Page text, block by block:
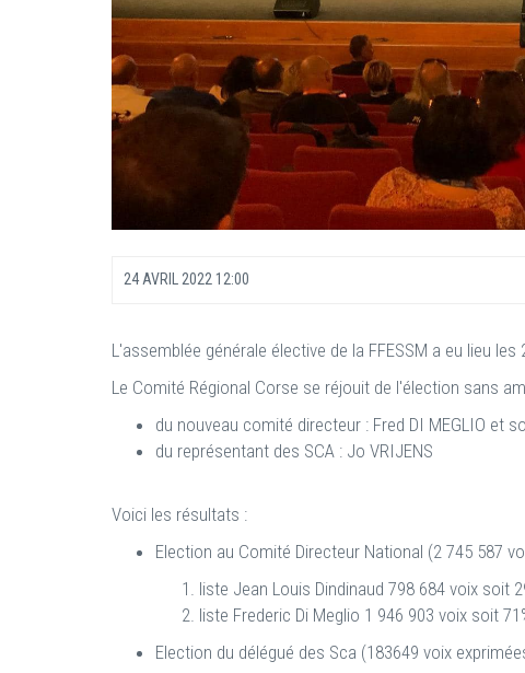
24 AVRIL 2022 12:00
L'assemblée générale élective de la FFESSM a eu lieu les
Le Comité Régional Corse se réjouit de l'élection sans
du nouveau comité directeur : Fred DI MEGLIO et
du représentant des SCA : Jo VRIJENS
Voici les résultats :
Election au Comité Directeur National (2 745 587
liste Jean Louis Dindinaud 798 684 voix soit
liste Frederic Di Meglio 1 946 903 voix soit
Election du délégué des Sca (183649 voix